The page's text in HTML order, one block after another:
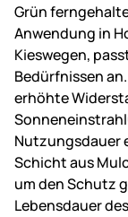
Grün
Anwendung in
Kieswegen,
Bedürfnissen
erhöhte
Nutzungsdauer
Schicht aus
um den Schutz
Lebensdauer